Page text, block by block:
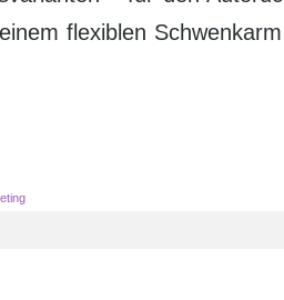
flexiblen